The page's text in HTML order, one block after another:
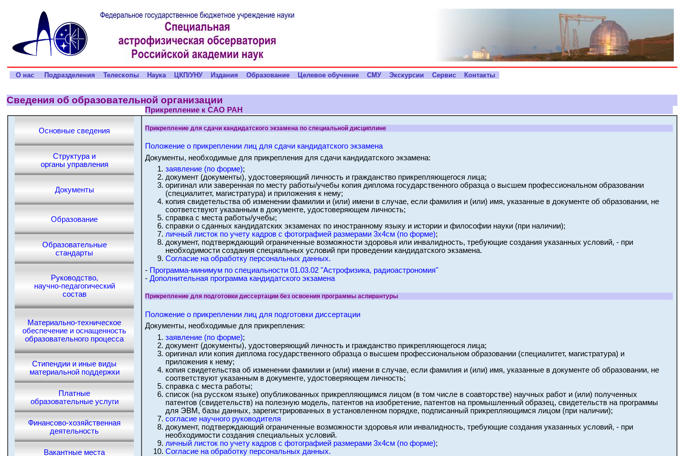
О нас Подразделения Телескопы Наука ЦКП/УНУ Издания Образование Целевое обучение СМУ Экскурсии Сервис Контакты
Сведения об образовательной организации
Основные сведения
Структура и
органы управления
Документы
Образование
Образовательные
стандарты
Руководство,
научно-педагогический
состав
Материально-техническое
обеспечение и оснащенность
образовательного процесса
Стипендии и иные виды
материальной поддержки
Платные
образовательные услуги
Финансово-хозяйственная
деятельность
Вакантные места
Прикрепление к САО РАН
Прикрепление для сдачи кандидатского экзамена по специальной дисциплине
Положение о прикреплении лиц для сдачи кандидатского экзамена
Документы, необходимые для прикрепления для сдачи кандидатского экзамена:
заявление (по форме);
документ (документы), удостоверяющий личность и гражданство прикрепляющегося лица;
оригинал или заверенная по месту работы/учебы копия диплома государственного образца о высшем профессиональном образовании
(специалитет, магистратура) и приложения к нему;
копия свидетельства об изменении фамилии и (или) имени в случае, если фамилия и (или) имя, указанные в документе об образовании, не
соответствуют указанным в документе, удостоверяющем личность;
справка с места работы/учебы;
справки о сданных кандидатских экзаменах по иностранному языку и истории и философии науки (при наличии);
личный листок по учету кадров с фотографией размерами 3х4см (по форме);
документ, подтверждающий ограниченные возможности здоровья или инвалидность, требующие создания указанных условий, - при
необходимости создания специальных условий при проведении кандидатского экзамена.
Согласие на обработку персональных данных.
- Программа-минимум по специальности 01.03.02 "Астрофизика, радиоастрономия"
-Дополнительная программа кандидатского экзамена
Прикрепление для подготовки диссертации без освоения программы аспирантуры
Положение о прикреплении лиц для подготовки диссертации
Документы, необходимые для прикрепления:
заявление (по форме);
документ (документы), удостоверяющий личность и гражданство прикрепляющегося лица;
оригинал или копия диплома государственного образца о высшем профессиональном образовании (специалитет, магистратура) и
приложения к нему;
копия свидетельства об изменении фамилии и (или) имени в случае, если фамилия и (или) имя, указанные в документе об образовании, не
соответствуют указанным в документе, удостоверяющем личность;
справка с места работы;
список (на русском языке) опубликованных прикрепляющимся лицом (в том числе в соавторстве) научных работ и (или) полученных
патентов (свидетельств) на полезную модель, патентов на изобретение, патентов на промышленный образец, свидетельств на программы
для ЭВМ, базы данных, зарегистрированных в установленном порядке, подписанный прикрепляющимся лицом (при наличии);
согласие научного руководителя
документ, подтверждающий ограниченные возможности здоровья или инвалидность, требующие создания указанных условий, - при
необходимости создания специальных условий.
личный листок по учету кадров с фотографией размерами 3х4см (по форме);
Согласие на обработку персональных данных.